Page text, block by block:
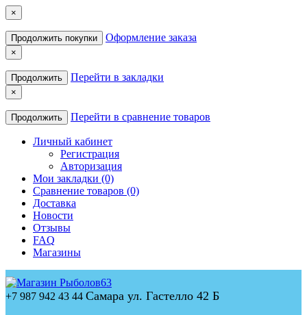
×
Продолжить покупки Оформление заказа
×
Продолжить Перейти в закладки
×
Продолжить Перейти в сравнение товаров
Личный кабинет
Регистрация
Авторизация
Мои закладки (0)
Сравнение товаров (0)
Доставка
Новости
Отзывы
FAQ
Магазины
+7 987 942 43 44 Самара ул. Гастелло 42 Б